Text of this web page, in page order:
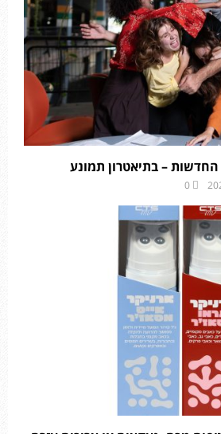
– בתיאטרון תמונע
0